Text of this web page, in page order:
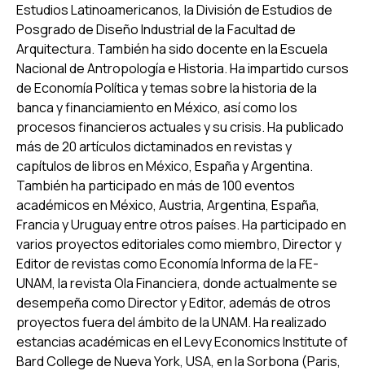
Estudios Latinoamericanos, la División de Estudios de
Posgrado de Diseño Industrial de la Facultad de
Arquitectura. También ha sido docente en la Escuela
Nacional de Antropología e Historia. Ha impartido cursos
de Economía Política y temas sobre la historia de la
banca y financiamiento en México, así como los
procesos financieros actuales y su crisis. Ha publicado
más de 20 artículos dictaminados en revistas y
capítulos de libros en México, España y Argentina.
También ha participado en más de 100 eventos
académicos en México, Austria, Argentina, España,
Francia y Uruguay entre otros países. Ha participado en
varios proyectos editoriales como miembro, Director y
Editor de revistas como Economía Informa de la FE-
UNAM, la revista Ola Financiera, donde actualmente se
desempeña como Director y Editor, además de otros
proyectos fuera del ámbito de la UNAM. Ha realizado
estancias académicas en el Levy Economics Institute of
Bard College de Nueva York, USA, en la Sorbona (Paris,